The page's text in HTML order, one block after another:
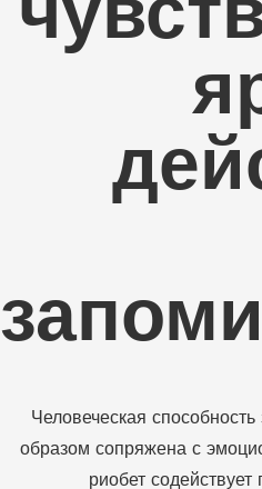
Человеческая
образом сопряжена с
риобет